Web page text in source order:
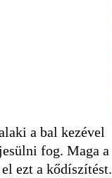
a bal kezével
fog. Maga a
ezt a kődíszítést.